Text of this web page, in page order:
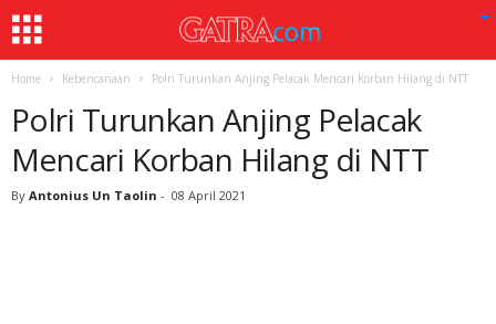
Home Kebencanaan Polri Turunkan Anjing Pelacak Mencari Korban Hilang di NTT
Polri Turunkan Anjing Pelacak
Mencari Korban Hilang di NTT
By Antonius Un Taolin - 08 April 2021